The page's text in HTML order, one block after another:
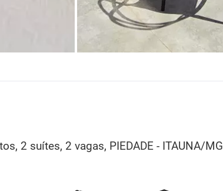
2 suítes, 2 vagas, PIEDADE - ITAUNA/MG